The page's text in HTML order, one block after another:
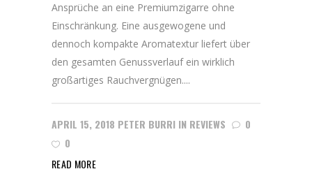
Ansprüche an eine Premiumzigarre ohne
Einschränkung. Eine ausgewogene und
dennoch kompakte Aromatextur liefert über
den gesamten Genussverlauf ein wirklich
großartiges Rauchvergnügen....
APRIL 15, 2018 PETER BURRI IN REVIEWS
0
0
READ MORE